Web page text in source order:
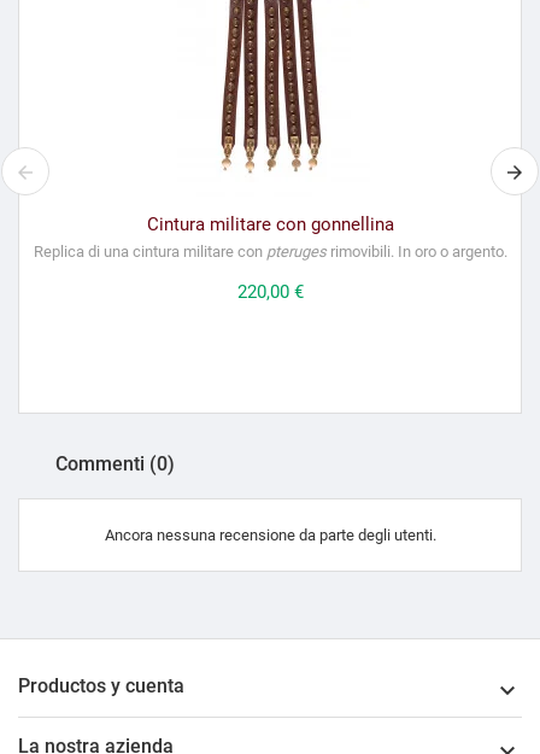
Cintura militare con gonnellina
Replica di una cintura militare con pteruges rimovibili. In oro o argento.
Prezzo
220,00 €
Commenti (0)
Ancora nessuna recensione da parte degli utenti.
Productos y cuenta 
La nostra azienda